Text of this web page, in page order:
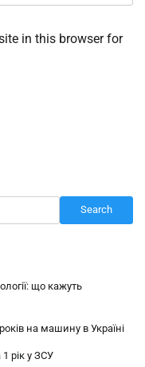
in this browser for
Search
що кажуть
на машину в Україні
рік у ЗСУ